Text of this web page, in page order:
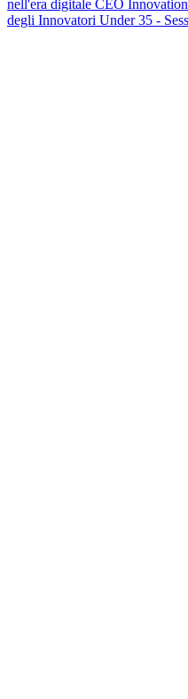
nell'era digitale CEO
degli Innovatori Under 35 -